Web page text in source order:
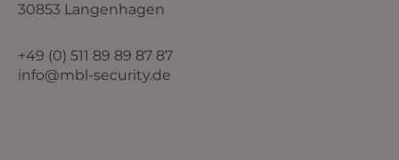
+49 (0) 511 89 89 87 87
info@mbl-security.de
30853 Langenhagen